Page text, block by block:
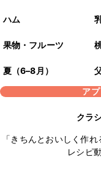
ハム
果物・フルーツ
夏（6–8月）
ア
クラ
「きちんとおいしく作
レシピ